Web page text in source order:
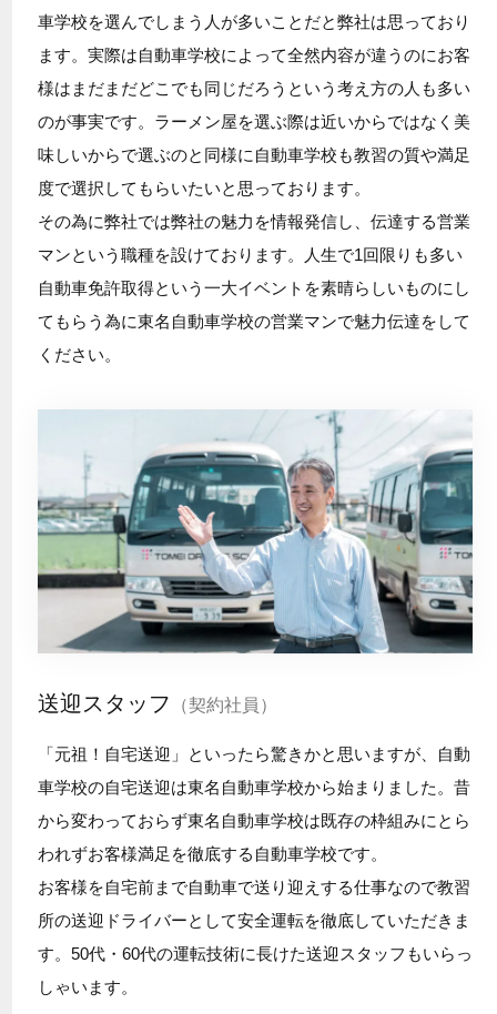
車学校を選んでしまう人が多いことだと弊社は思っており
ます。実際は自動車学校によって全然内容が違うのにお客
様はまだまだどこでも同じだろうという考え方の人も多い
のが事実です。ラーメン屋を選ぶ際は近いからではなく美
味しいからで選ぶのと同様に自動車学校も教習の質や満足
度で選択してもらいたいと思っております。
その為に弊社では弊社の魅力を情報発信し、伝達する営業
マンという職種を設けております。人生で1回限りも多い
自動車免許取得という一大イベントを素晴らしいものにし
てもらう為に東名自動車学校の営業マンで魅力伝達をして
ください。
送迎スタッフ （契約社員）
「元祖！自宅送迎」といったら驚きかと思いますが、自動
車学校の自宅送迎は東名自動車学校から始まりました。昔
から変わっておらず東名自動車学校は既存の枠組みにとら
われずお客様満足を徹底する自動車学校です。
お客様を自宅前まで自動車で送り迎えする仕事なので教習
所の送迎ドライバーとして安全運転を徹底していただきま
す。50代・60代の運転技術に長けた送迎スタッフもいらっ
しゃいます。